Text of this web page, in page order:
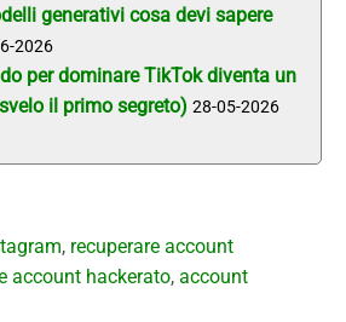
generativi cosa devi sapere
2026
per dominare TikTok diventa un
il primo segreto) 28-05-2026
, recuperare account
account hackerato, account